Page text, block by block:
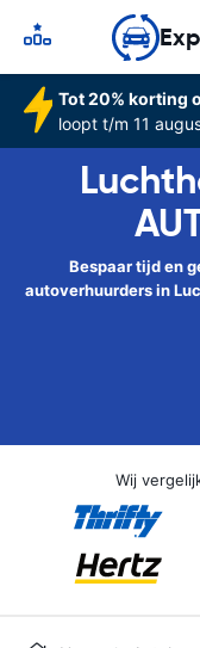
Tot 20% korting
loopt t/m 11
Bespaar tijd en
autoverhuurders in
Wij